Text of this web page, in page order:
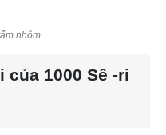
nhôm
của 1000 Sê -ri